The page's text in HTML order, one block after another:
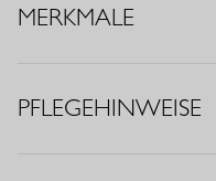
• Elastischer Bund
• Knitterarm
• Komfortabler Stretch
MERKMALE
PFLEGEHINWEISE